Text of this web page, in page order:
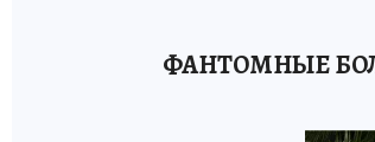
ФАНТОМНЫЕ